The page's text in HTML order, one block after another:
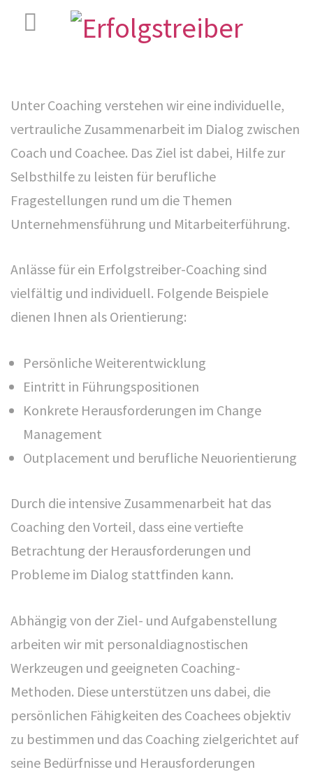
Unter Coaching verstehen wir eine individuelle,
vertrauliche Zusammenarbeit im Dialog zwischen
Coach und Coachee. Das Ziel ist dabei, Hilfe zur
Selbsthilfe zu leisten für berufliche
Fragestellungen rund um die Themen
Unternehmensführung und Mitarbeiterführung.
Anlässe für ein Erfolgstreiber-Coaching sind
vielfältig und individuell. Folgende Beispiele
dienen Ihnen als Orientierung:
Persönliche Weiterentwicklung
Eintritt in Führungspositionen
Konkrete Herausforderungen im Change
Management
Outplacement und berufliche Neuorientierung
Durch die intensive Zusammenarbeit hat das
Coaching den Vorteil, dass eine vertiefte
Betrachtung der Herausforderungen und
Probleme im Dialog stattfinden kann.
Abhängig von der Ziel- und Aufgabenstellung
arbeiten wir mit personaldiagnostischen
Werkzeugen und geeigneten Coaching-
Methoden. Diese unterstützen uns dabei, die
persönlichen Fähigkeiten des Coachees objektiv
zu bestimmen und das Coaching zielgerichtet auf
seine Bedürfnisse und Herausforderungen
KONTAKT
Erfolgstreiber
Lidia Schmiedel & Martin Schmiedel GbR
Birkenstr. 16
82031 Grünwald